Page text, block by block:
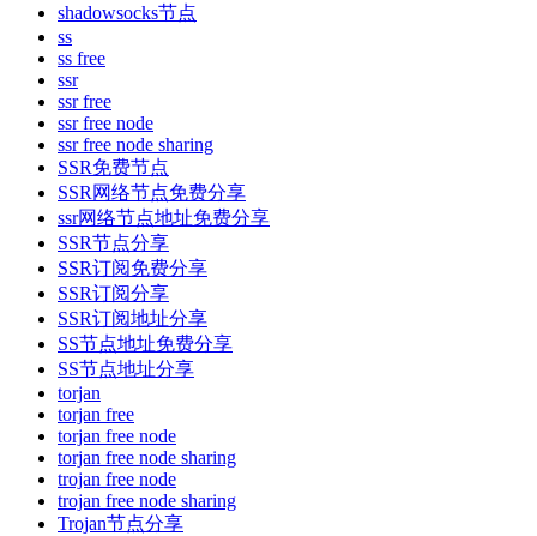
shadowsocks节点
ss
ss free
ssr
ssr free
ssr free node
ssr free node sharing
SSR免费节点
SSR网络节点免费分享
ssr网络节点地址免费分享
SSR节点分享
SSR订阅免费分享
SSR订阅分享
SSR订阅地址分享
SS节点地址免费分享
SS节点地址分享
torjan
torjan free
torjan free node
torjan free node sharing
trojan free node
trojan free node sharing
Trojan节点分享